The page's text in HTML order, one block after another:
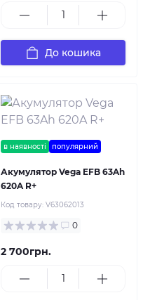
До кошика
в наявності популярний
Акумулятор Vega EFB 63Ah
620A R+
Код товару: V63062013
0
2 700грн.